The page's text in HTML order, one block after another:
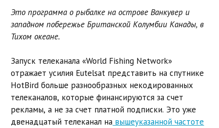
Это программа о рыбалке на острове Ванкувер и
западном побережье Британской Колумбии Канады, в
Тихом океане.
Запуск телеканала «World Fishing Network»
отражает усилия Eutelsat представить на спутнике
HotBird больше разнообразных некодированных
телеканалов, которые финансируются за счет
рекламы, а не за счет платной подписки. Это уже
двенадцатый телеканал на вышеуказанной частоте